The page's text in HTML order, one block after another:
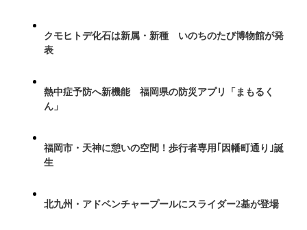
クモヒトデ化石は新属・新種 いのちのたび博物館が発
表
熱中症予防へ新機能 福岡県の防災アプリ「まもるく
ん」
福岡市・天神に憩いの空間！歩行者専用｢因幡町通り｣誕
生
北九州・アドベンチャープールにスライダー2基が登場